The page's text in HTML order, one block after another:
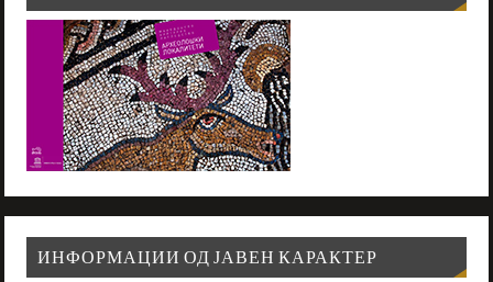
ИНФОРМАЦИИ ОД ЈАВЕН КАРАКТЕР